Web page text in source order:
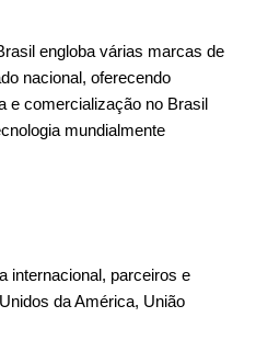
engloba várias marcas de
nacional, oferecendo
e comercialização no Brasil
mundialmente
internacional, parceiros e
da América, União